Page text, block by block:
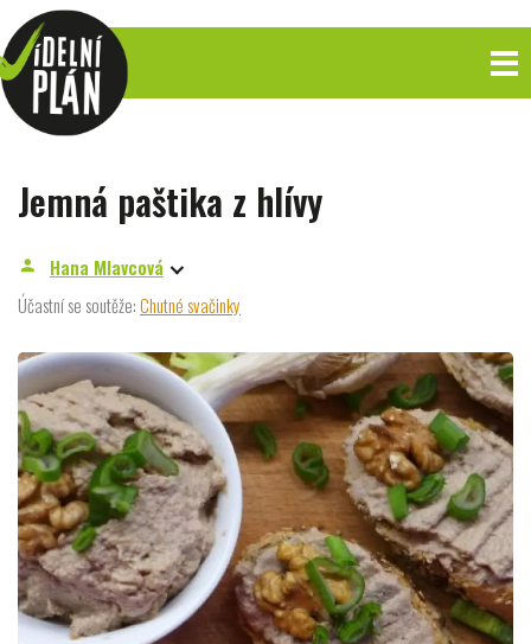
Jemná paštika z hlívy
person
Hana Mlavcová
Účastní se soutěže:Chutné svačinky